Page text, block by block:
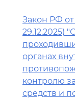
Закон РФ от
29.12.2025)
органах
контролю
средств и